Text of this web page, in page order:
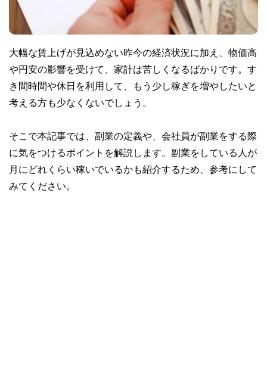
大幅な賃上げが見込めない昨今の経済状況に加え、物価高
や円安の影響を受けて、家計は苦しくなるばかりです。す
き間時間や休日を利用して、もう少し稼ぎを増やしたいと
考える方も少なくないでしょう。
そこで本記事では、副業の定義や、会社員が副業をする際
に気をつけるポイントを解説します。副業をしている人が
月にどれくらい稼いでいるかも紹介するため、参考にして
みてください。